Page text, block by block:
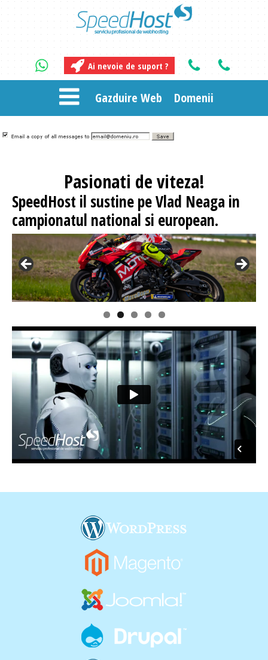
Ai nevoie de suport ?
Gazduire Web Domenii
Pasionati de viteza!
SpeedHost il sustine pe Vlad Neaga in
campionatul national si european.